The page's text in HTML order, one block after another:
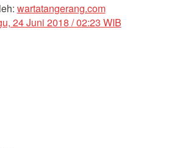
wartatangerang.com
24 Juni 2018 / 02:23 WIB